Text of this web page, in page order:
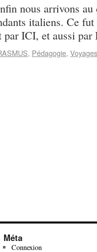
nous arrivons
italiens. Ce
par ICI, et aussi par
, Pédagogie,
Méta
Connexion